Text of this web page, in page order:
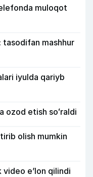
muloqot
mashhur
iyulda qariyb
ozod etish soʻraldi
olish mumkin
e’lon qilindi